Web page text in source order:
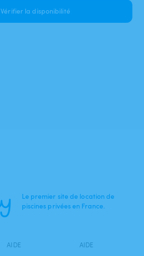
Vérifier la disponibilité
Le premier site de location de
piscines privées en France.
AIDE AIDE